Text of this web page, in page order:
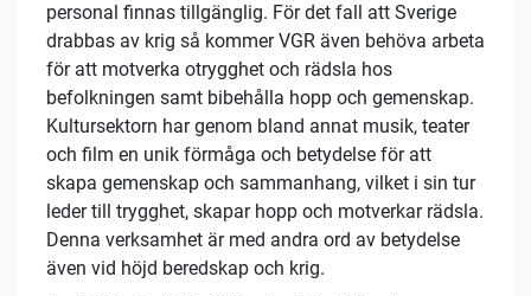
personal finnas tillgänglig. För det fall att Sverige
drabbas av krig så kommer VGR även behöva arbeta
för att motverka otrygghet och rädsla hos
befolkningen samt bibehålla hopp och gemenskap.
Kultursektorn har genom bland annat musik, teater
och film en unik förmåga och betydelse för att
skapa gemenskap och sammanhang, vilket i sin tur
leder till trygghet, skapar hopp och motverkar rädsla.
Denna verksamhet är med andra ord av betydelse
även vid höjd beredskap och krig.